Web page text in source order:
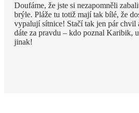
Doufáme, že jste si nezapomněli
brýle. Pláže tu totiž mají tak bílé, že
vypalují sítnice! Stačí tak jen pár chvil
dáte za pravdu – kdo poznal Karibik,
jinak!